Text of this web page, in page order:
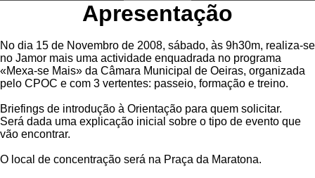
Apresentação
No dia 15 de Novembro de 2008, sábado, às 9h30m, realiza-se
no Jamor mais uma actividade enquadrada no programa
«Mexa-se Mais» da Câmara Municipal de Oeiras, organizada
pelo CPOC e com 3 vertentes: passeio, formação e treino.
Briefings de introdução à Orientação para quem solicitar.
Será dada uma explicação inicial sobre o tipo de evento que
vão encontrar.
O local de concentração será na Praça da Maratona.